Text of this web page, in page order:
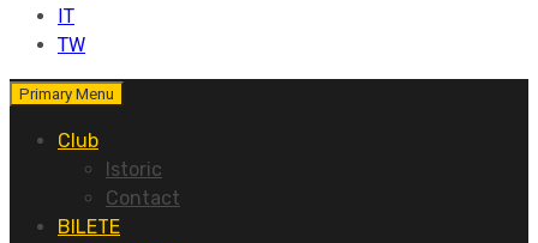
IT
TW
Primary Menu
Club
Istoric
Contact
BILETE